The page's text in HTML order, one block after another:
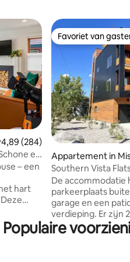
beoordeling van
4,89 (284)
en
– een
hart
gezinnen
Favoriet van
Favoriet van
Appartement in
Southern Vista
De accommodatie
parkeerplaats
garage en een
verdieping. Er zijn
AC/
wasmachine/
Populaire